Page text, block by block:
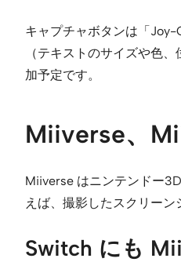
キャプチャボタンは「
（テキストのサイズや色
加予定です。
Miiverse、
Miiverse はニンテンドー
えば、撮影したスクリー
Switch にも